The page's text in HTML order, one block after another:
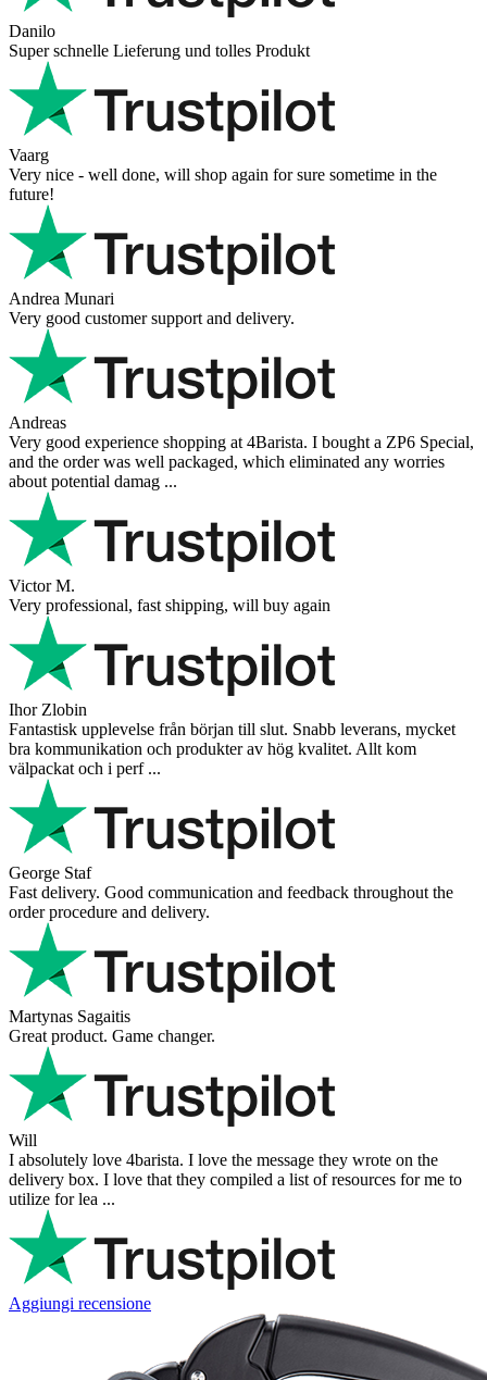
Danilo
Super schnelle Lieferung und tolles Produkt
Vaarg
Very nice - well done, will shop again for sure sometime in the
future!
Andrea Munari
Very good customer support and delivery.
Andreas
Very good experience shopping at 4Barista. I bought a ZP6 Special,
and the order was well packaged, which eliminated any worries
about potential damag ...
Victor M.
Very professional, fast shipping, will buy again
Ihor Zlobin
Fantastisk upplevelse från början till slut. Snabb leverans, mycket
bra kommunikation och produkter av hög kvalitet. Allt kom
välpackat och i perf ...
George Staf
Fast delivery. Good communication and feedback throughout the
order procedure and delivery.
Martynas Sagaitis
Great product. Game changer.
Will
I absolutely love 4barista. I love the message they wrote on the
delivery box. I love that they compiled a list of resources for me to
utilize for lea ...
Aggiungi recensione